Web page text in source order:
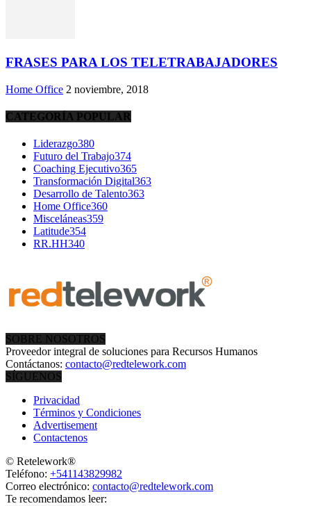
FRASES PARA LOS TELETRABAJADORES
Home Office 2 noviembre, 2018
CATEGORÍA POPULAR
Liderazgo380
Futuro del Trabajo374
Coaching Ejecutivo365
Transformación Digital363
Desarrollo de Talento363
Home Office360
Misceláneas359
Latitude354
RR.HH340
SOBRE NOSOTROS
Proveedor integral de soluciones para Recursos Humanos
Contáctanos: contacto@redtelework.com
SÍGUENOS
Privacidad
Términos y Condiciones
Advertisement
Contactenos
© Retelework®
Teléfono: +541143829982
Correo electrónico: contacto@redtelework.com
Te recomendamos leer: